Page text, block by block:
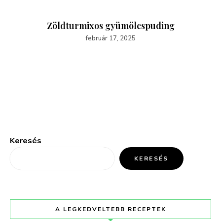
Zöldturmixos gyümölcspuding
február 17, 2025
Keresés
KERESÉS
A LEGKEDVELTEBB RECEPTEK